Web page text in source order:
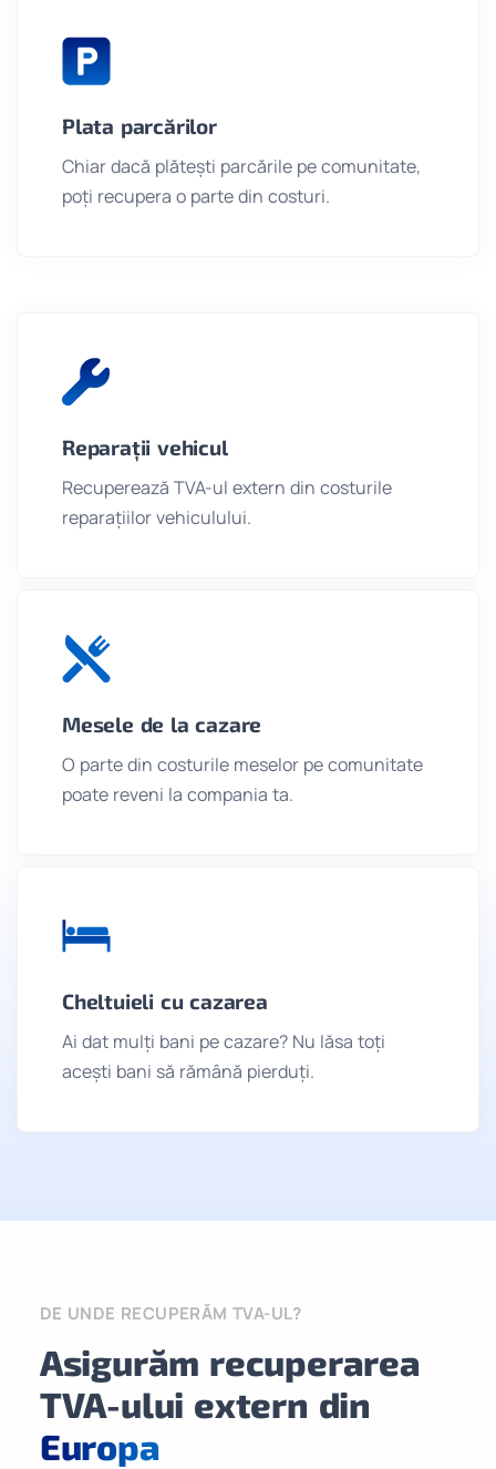
Plata parcărilor
Chiar dacă plătești parcările pe comunitate,
poți recupera o parte din costuri.
Reparații vehicul
Recuperează TVA-ul extern din costurile
reparațiilor vehiculului.
Mesele de la cazare
O parte din costurile meselor pe comunitate
poate reveni la compania ta.
Cheltuieli cu cazarea
Ai dat mulți bani pe cazare? Nu lăsa toți
acești bani să rămână pierduți.
DE UNDE RECUPERĂM TVA-UL?
Asigurăm recuperarea
TVA-ului extern din
Europa